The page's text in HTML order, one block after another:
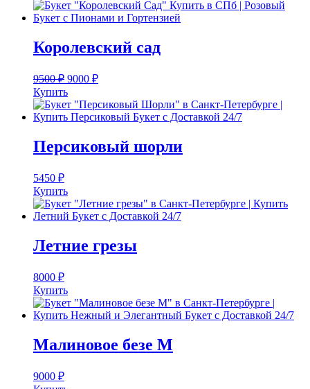
Королевский сад
9500₽ 9000 ₽
Купить
Персиковый шорли
5450 ₽
Купить
Летние грезы
8000 ₽
Купить
Малиновое безе M
9000 ₽